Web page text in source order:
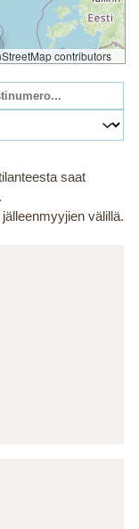
contributors
saat
välillä.